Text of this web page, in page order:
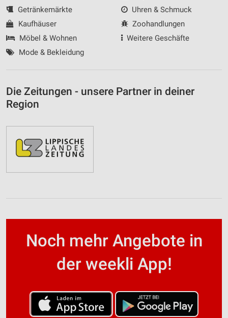
Getränkemärkte
Kaufhäuser
Möbel & Wohnen
Mode & Bekleidung
Uhren & Schmuck
Zoohandlungen
Weitere Geschäfte
Die Zeitungen - unsere Partner in deiner
Region
Noch mehr Angebote in
der weekli App!